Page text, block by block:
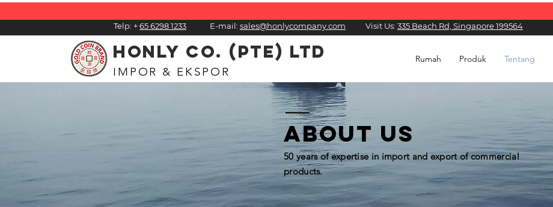
Telp: +65 6298 1233 E-mail: sales@honlycompany.com Visit Us: 335 Beach Rd, Singapore 199564
HONLY CO. (PTE) LTD
IMPOR & EKSPOR
Rumah Produk Tentang
About us
50 years ofexpertisein import and export of commercial
products.